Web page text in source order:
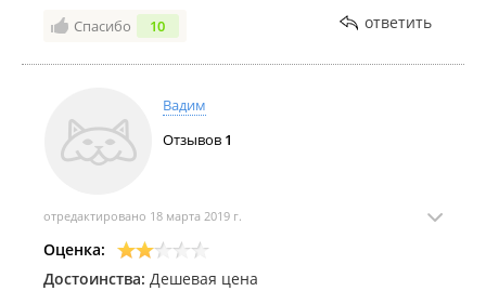
Спасибо 10 ответить
Вадим
Отзывов 1
отредактировано 18 марта 2019 г.
Оценка:
Достоинства: Дешевая цена